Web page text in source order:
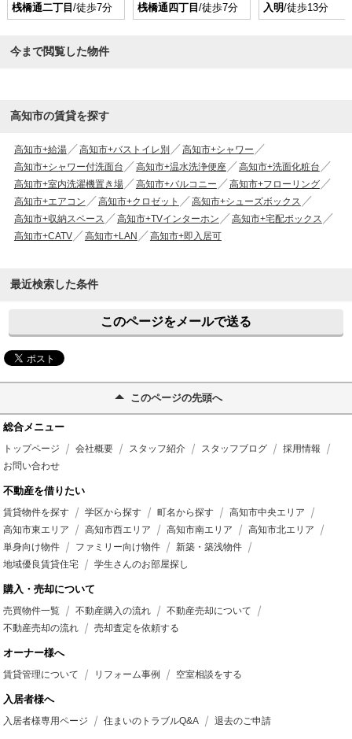
桟橋通二丁目 /徒歩7分
桟橋通四丁目 /徒歩7分
入明/徒歩13分
今まで閲覧した物件
高知市の賃貸を探す
高知市+給湯 高知市+バストイレ別
高知市+シャワー
高知市+シャワー付洗面台
高知市+温水洗浄便座
高知市+洗面化粧台
高知市+室内洗濯機置き場
高知市+バルコニー
高知市+フローリング
高知市+エアコン
高知市+クロゼット
高知市+シューズボックス
高知市+収納スペース
高知市+TVインターホン
高知市+宅配ボックス
高知市+CATV
高知市+LAN 高知市+即入居可
最近検索した条件
このページをメールで送る
このページの先頭へ
総合メニュー
トップページ 会社概要 スタッフ紹介 スタッフブログ
採用情報
お問い合わせ
不動産を借りたい
賃貸物件を探す 学区から探す 町名から探す
高知市中央エリア
高知市東エリア
高知市西エリア 高知市南エリア
高知市北エリア
単身向け物件
ファミリー向け物件
新築・築浅物件
地域優良賃貸住宅
学生さんのお部屋探し
購入・売却について
売買物件一覧 不動産購入の流れ
不動産売却について
不動産売却の流れ
売却査定を依頼する
オーナー様へ
賃貸管理について リフォーム事例 空室相談をする
入居者様へ
入居者様専用ページ 住まいのトラブルQ&A 退去のご申請